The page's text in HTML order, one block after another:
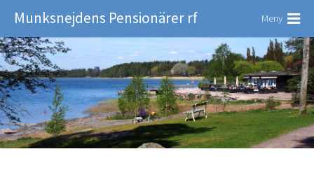
Munksnejdens Pensionärer rf Meny